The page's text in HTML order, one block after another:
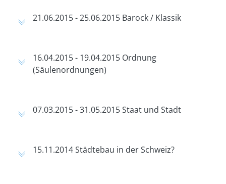
21.06.2015 - 25.06.2015 Barock / Klassik
16.04.2015 - 19.04.2015 Ordnung
(Säulenordnungen)
07.03.2015 - 31.05.2015 Staat und Stadt
15.11.2014 Städtebau in der Schweiz?